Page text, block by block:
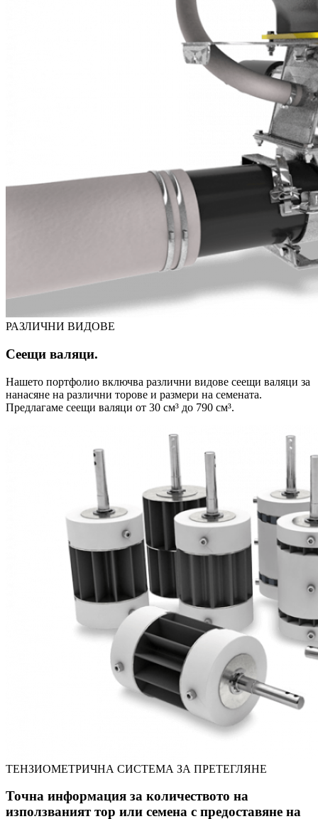
РАЗЛИЧНИ ВИДОВЕ
Сеещи валяци.
Нашето портфолио включва различни видове сеещи валяци за
нанасяне на различни торове и размери на семената.
Предлагаме сеещи валяци от 30 см³ до 790 см³.
ТЕНЗИОМЕТРИЧНА СИСТЕМА ЗА ПРЕТЕГЛЯНЕ
Точна информация за количеството на
използваният тор или семена с предоставяне на